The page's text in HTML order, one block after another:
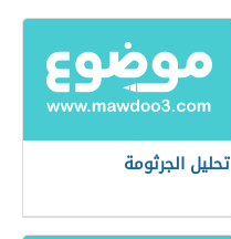
تحليل الجرثومة